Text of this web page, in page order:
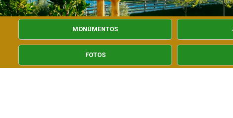
MONUMENTOS
FOTOS